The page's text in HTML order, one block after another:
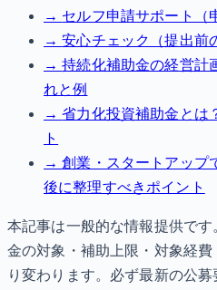
→ セルフ申請サポート（
→安心チェック（提出前
→持続化補助金の経営計
れと例
→省力化投資補助金とは
ト
→創業・スタートアップ
後に整理すべきポイント
本記事は一般的な情報提供で
金の対象・補助上限・対象経
り変わります。必ず最新の公